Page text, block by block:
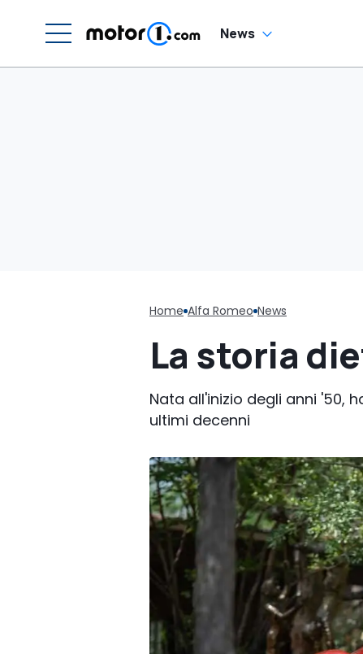
News
Home Alfa Romeo News
La storia
Nata all'inizio degli anni '50,
ultimi decenni